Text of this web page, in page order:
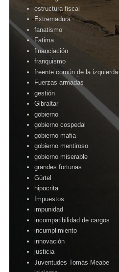
estructura fiscal
Extremadura
fanatismo
Fatima
financiación
franquismo
freente común de la izquierda
Fuerzas armadas
gestión
Gibraltar
gobierno
gobierno cospedal
gobierno mafia
gobierno mentiroso
gobierno miserable
grandes fortunas
Gürtel
hipocrita
Impuestos
impunidad
incompatibilidad de cargos
incumplimiento
innovación
justicia
Juventudes Tomás Meabe